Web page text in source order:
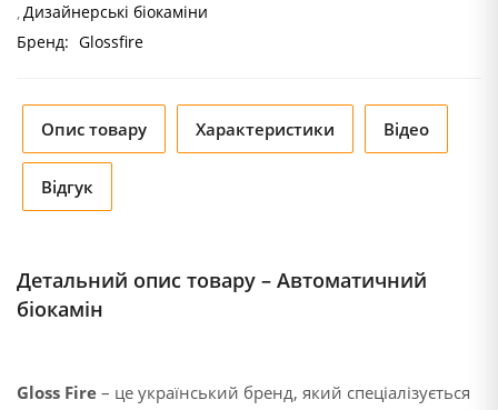
Дизайнерські біокаміни
Бренд: Glossfire
Опис товару Характеристики Відео
Відгук
Детальний опис товару – Автоматичний
біокамін
Gloss Fire – це український бренд, який спеціалізується